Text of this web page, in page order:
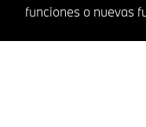
funciones o nuevas